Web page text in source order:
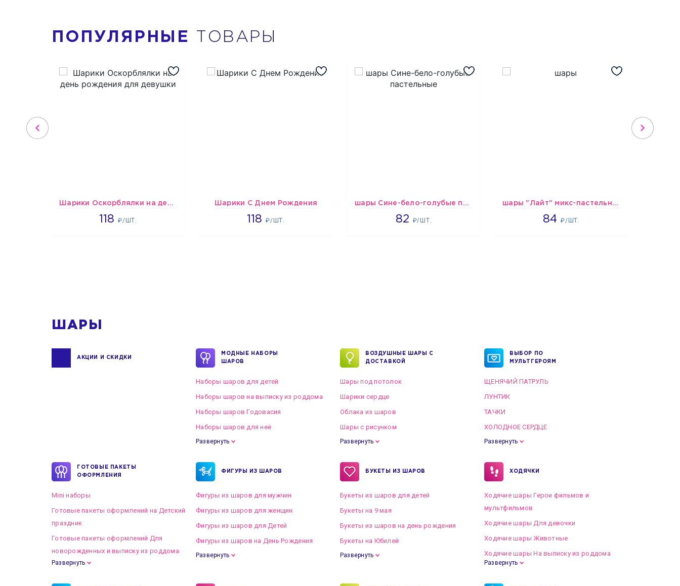
ПОПУЛЯРНЫЕ ТОВАРЫ
Шарики Оскорблялки на день рождения для девушки
118₽/ШТ.
1766 Шарики С Днем Рождения
118₽/ШТ.
1808 шары Сине-бело-голубые пастельные
82 ₽/ШТ.
1637 шары "Лайт" микс-пастельные
84₽/ШТ.
1265
ШАРЫ
АКЦИИ И СКИДКИ
МОДНЫЕ НАБОРЫ
ШАРОВ
Наборы шаров для детей
Наборы шаров на выписку из роддома
Наборы шаров Годовасия
Наборы шаров для неё
Развернуть
ВОЗДУШНЫЕ ШАРЫ С
ДОСТАВКОЙ
Шары под потолок
Шарики сердце
Облака из шаров
Шары с рисунком
Развернуть
ВЫБОР ПО
МУЛЬТГЕРОЯМ
ЩЕНЯЧИЙ ПАТРУЛЬ
ЛУНТИК
ТАЧКИ
ХОЛОДНОЕ СЕРДЦЕ
Развернуть
ГОТОВЫЕ ПАКЕТЫ
ОФОРМЛЕНИЯ
Mini наборы
Готовые пакеты оформлений на Детский
праздник
Готовые пакеты оформлений Для
новорожденных и выписку из роддома
Готовые пакеты оформлений на Свадьбу
Развернуть
ФИГУРЫ ИЗ ШАРОВ
Фигуры из шаров для мужчин
Фигуры из шаров для женщин
Фигуры из шаров для Детей
Фигуры из шаров на День Рождения
Развернуть
БУКЕТЫ ИЗ ШАРОВ
Букеты из шаров для детей
Букеты на 9 мая
Букеты из шаров на день рождения
Букеты на Юбилей
Развернуть
ХОДЯЧКИ
Ходячие шары Герои фильмов и
мультфильмов
Ходячие шары Для девочки
Ходячие шары Животные
Ходячие шары На выписку из роддома
Развернуть